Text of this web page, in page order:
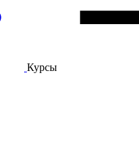
Курсы